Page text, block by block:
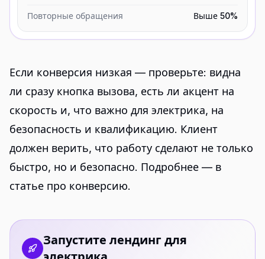
Повторные обращения Выше 50%
Если конверсия низкая — проверьте: видна
ли сразу кнопка вызова, есть ли акцент на
скорость и, что важно для электрика, на
безопасность и квалификацию. Клиент
должен верить, что работу сделают не только
быстро, но и безопасно. Подробнее — в
статье про конверсию.
Запустите лендинг для